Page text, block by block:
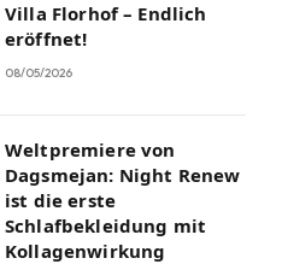
Villa Florhof – Endlich
eröffnet!
08/05/2026
Weltpremiere von
Dagsmejan: Night Renew
ist die erste
Schlafbekleidung mit
Kollagenwirkung